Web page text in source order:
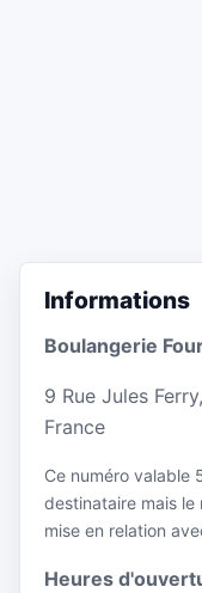
Informations
Boulangerie
9 Rue Jules
France
Ce numéro valable
destinataire mais
mise en relation
Heures